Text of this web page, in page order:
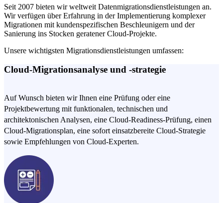
Seit 2007 bieten wir weltweit Datenmigrationsdienstleistungen an.
Wir verfügen über Erfahrung in der Implementierung komplexer
Migrationen mit kundenspezifischen Beschleunigern und der
Sanierung ins Stocken geratener Cloud-Projekte.
Unsere wichtigsten Migrationsdienstleistungen umfassen:
Cloud-Migrationsanalyse und -strategie
Auf Wunsch bieten wir Ihnen eine Prüfung oder eine
Projektbewertung mit funktionalen, technischen und
architektonischen Analysen, eine Cloud-Readiness-Prüfung, einen
Cloud-Migrationsplan, eine sofort einsatzbereite Cloud-Strategie
sowie Empfehlungen von Cloud-Experten.